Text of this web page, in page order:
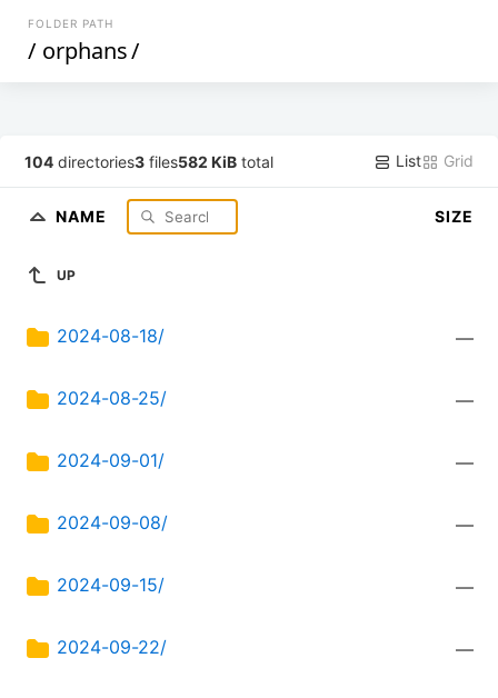
FOLDER PATH
/ orphans/
104 directories3 files582 KiB total List Grid
NAME SIZE
UP
2024-08-18/ —
2024-08-25/ —
2024-09-01/ —
2024-09-08/ —
2024-09-15/ —
2024-09-22/ —